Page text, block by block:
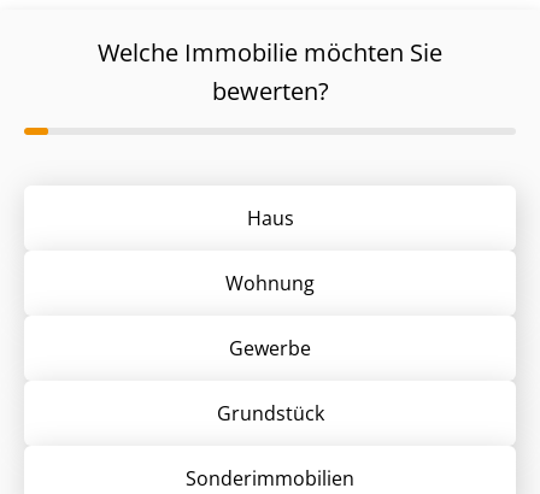
Welche Immobilie möchten Sie
bewerten?
Haus
Wohnung
Gewerbe
Grund­stück
Sonder­immobilien